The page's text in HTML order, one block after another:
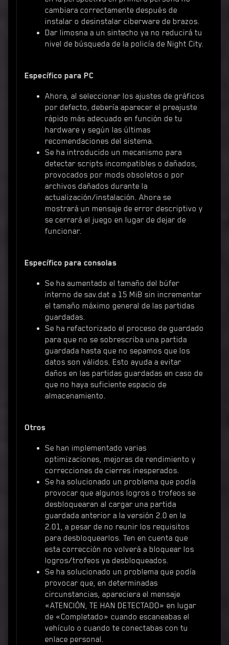
cambiara correctamente después de
instalar o desinstalar ciberware de brazos.
Dar limosna a un sintecho ya no reducirá tu
nivel de búsqueda de la policía de Night City.
Específico para PC
Ahora, al seleccionar los ajustes de gráficos
por defecto, debería aparecer el preajuste
rápido más adecuado en función de tu
hardware y según las últimas
recomendaciones del sistema.
Se ha introducido un mecanismo para
detectar scripts incompatibles o dañados,
provocados por mods obsoletos o por
archivos dañados durante la
actualización/instalación. Ahora se
mostrará un mensaje de error descriptivo y
se cerrará el juego en lugar de dejar de
funcionar.
Específico para consolas
Se ha aumentado el tamaño del búfer
interno de sav.dat a 15 MiB sin incrementar
el tamaño máximo general de las partidas
guardadas.
Se ha refactorizado el proceso de guardado
para que no se sobrescriba una partida
guardada hasta que no sepamos que los
datos son válidos. Esto ayuda a evitar
daños en las partidas guardadas en caso de
que no haya suficiente espacio de
almacenamiento.
Otros
Se han implementado varias
optimizaciones, mejoras de rendimiento y
correcciones de cierres inesperados.
Se ha solucionado un problema que podía
provocar que algunos logros o trofeos se
desbloquearan al cargar una partida
guardada anterior a la versión 2.0 en la
2.01, a pesar de no reunir los requisitos
para desbloquearlos. Ten en cuenta que
esta corrección no volverá a bloquear los
logros/trofeos ya desbloqueados.
Se ha solucionado un problema que podía
provocar que, en determinadas
circunstancias, apareciera el mensaje
«ATENCIÓN, TE HAN DETECTADO» en lugar
de «Completado» cuando escaneabas el
vehículo o cuando te conectabas con tu
enlace personal.